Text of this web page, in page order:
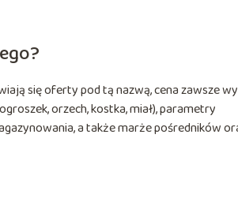
się oferty pod tą nazwą, cena zawsze
orzech, kostka, miał), parametry
a także marże pośredników